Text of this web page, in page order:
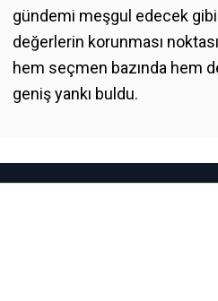
gündemi meşgul edecek
değerlerin korunması
hem seçmen bazında hem
geniş yankı buldu.